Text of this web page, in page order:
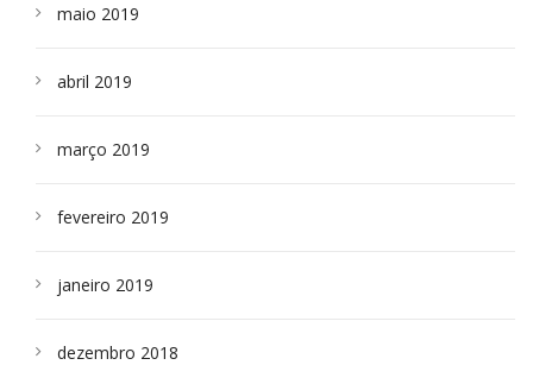
maio 2019
abril 2019
março 2019
fevereiro 2019
janeiro 2019
dezembro 2018